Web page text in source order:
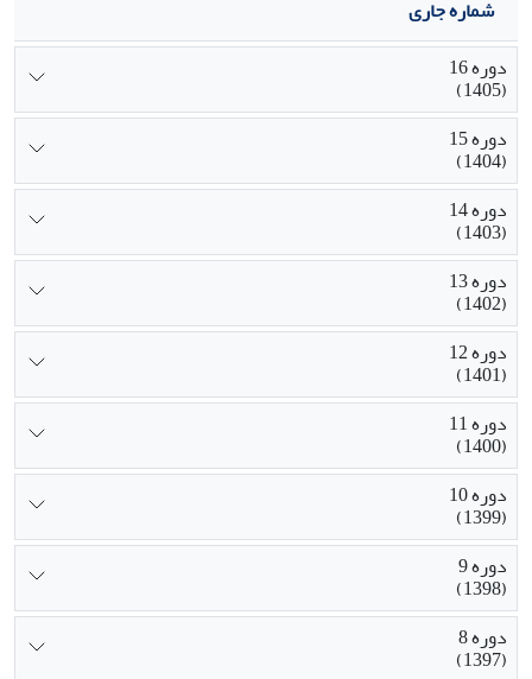
شماره جاری
دوره 16
(1405)
دوره 15
(1404)
دوره 14
(1403)
دوره 13
(1402)
دوره 12
(1401)
دوره 11
(1400)
دوره 10
(1399)
دوره 9
(1398)
دوره 8
(1397)